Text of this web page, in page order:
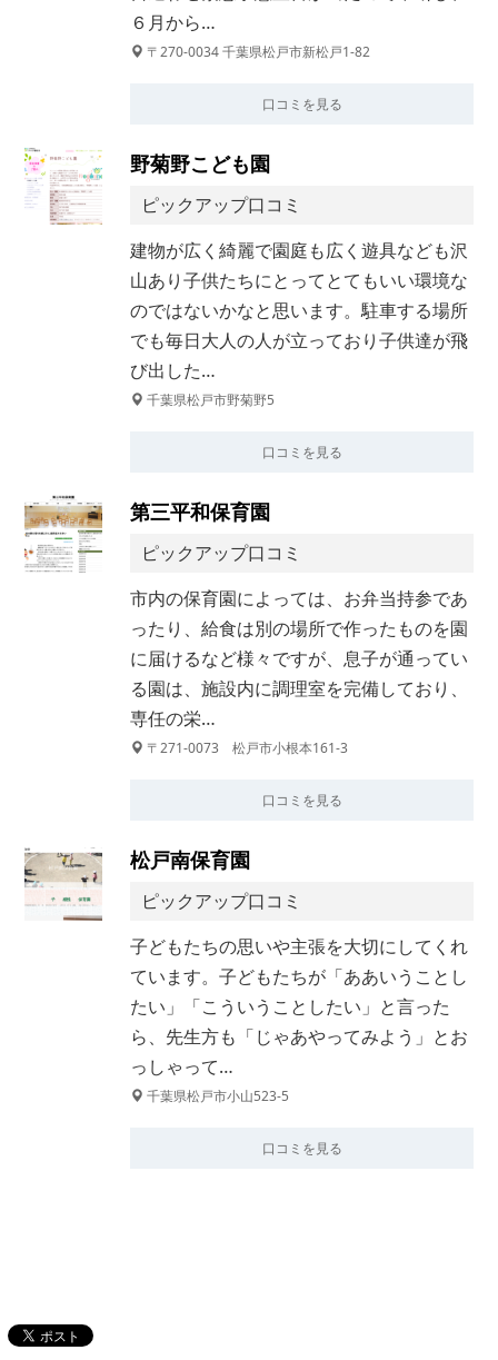
６月から…
〒270-0034 千葉県松戸市新松戸1-82
口コミを見る
野菊野こども園
ピックアップ口コミ
建物が広く綺麗で園庭も広く遊具なども沢
山あり子供たちにとってとてもいい環境な
のではないかなと思います。駐車する場所
でも毎日大人の人が立っており子供達が飛
び出した…
千葉県松戸市野菊野5
口コミを見る
第三平和保育園
ピックアップ口コミ
市内の保育園によっては、お弁当持参であ
ったり、給食は別の場所で作ったものを園
に届けるなど様々ですが、息子が通ってい
る園は、施設内に調理室を完備しており、
専任の栄…
〒271-0073 松戸市小根本161-3
口コミを見る
松戸南保育園
ピックアップ口コミ
子どもたちの思いや主張を大切にしてくれ
ています。子どもたちが「ああいうことし
たい」「こういうことしたい」と言った
ら、先生方も「じゃあやってみよう」とお
っしゃって…
千葉県松戸市小山523-5
口コミを見る